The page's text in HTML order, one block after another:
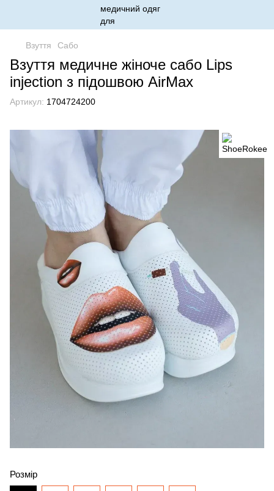
Взуття Сабо
Взуття медичне жіноче сабо Lips
injection з підошвою AirMax
Артикул: 1704724200
Розмір